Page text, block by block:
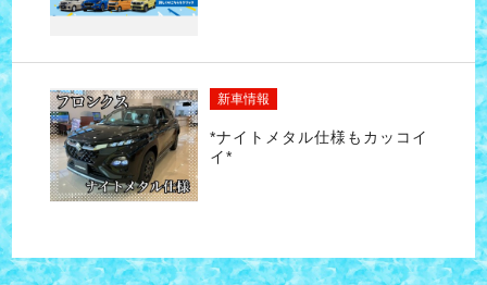
新車情報
*ナイトメタル仕様もカッコイ
イ*